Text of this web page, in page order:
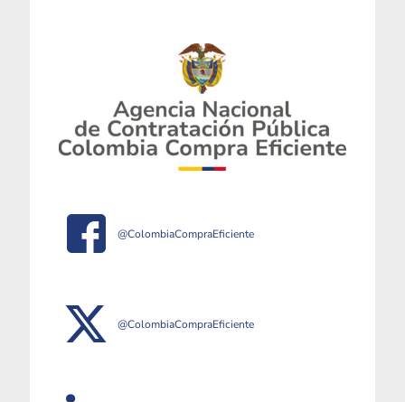
@ColombiaCompraEficiente
@ColombiaCompraEficiente